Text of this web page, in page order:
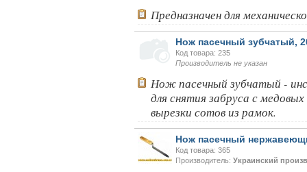
Предназначен для
Нож пасечный зубчатый,
Код товара: 235
Производитель не указан
Нож пасечный зубчатый -
для снятия забруса с
вырезки сотов из рамок.
Нож пасечный
Код товара: 365
Производитель: Украинский